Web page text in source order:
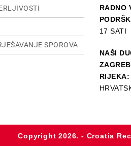
SPOROVA
RADNO
17 SATI
NAŠI
RIJEKA:
Copyright 2026. - Croatia